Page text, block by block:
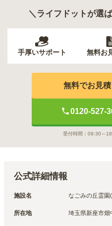
＼ライフドットが選
手厚いサポート 無料お
無料でお見
0120-527-
受付時間： 09:30～
公式詳細情報
施設名 なごみの丘霊園
所在地 埼玉県新座市